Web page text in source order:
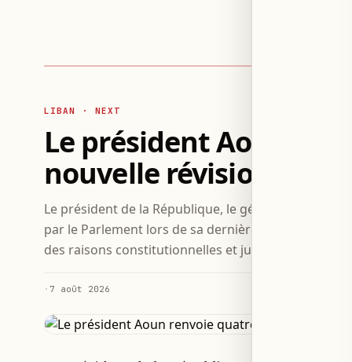
LIBAN · NEXT
Le président Aoun
nouvelle révision
Le président de la République, le général Joseph
par le Parlement lors de sa dernière session,
des raisons constitutionnelles et juridiques.
· 7 août 2026